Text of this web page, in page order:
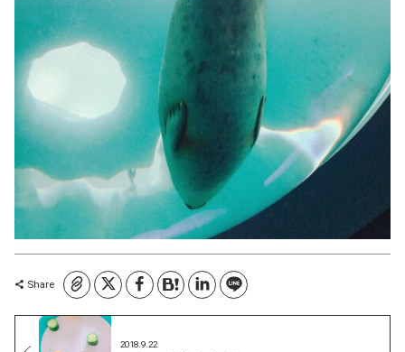
Shareコピーしました
2018.9.22